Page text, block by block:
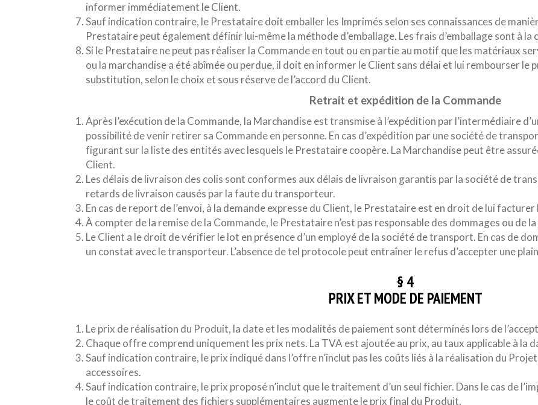
informer immédiatement le Client.
Sauf indication contraire, le Prestataire doit emballer les Imprimés selon ses connaissances de
Prestataire peut également définir lui-même la méthode d’emballage. Les frais d’emballage sont à la
Si le Prestataire ne peut pas réaliser la Commande en tout ou en partie au motif que les matériaux
ou la marchandise a été abîmée ou perdue, il doit en informer le Client sans délai et lui rembourser le
substitution, selon le choix et sous réserve de l’accord du Client.
Retrait et expédition de la Commande
Après l’exécution de la Commande, la Marchandise est transmise à l’expédition par l’intermédiaire
possibilité de venir retirer sa Commande en personne. En cas d’expédition par une société de
figurant sur la liste des entités avec lesquels le Prestataire coopère. La Marchandise peut être
Client.
Les délais de livraison des colis sont conformes aux délais de livraison garantis par la société de
retards de livraison causés par la faute du transporteur.
En cas de report de l’envoi, à la demande expresse du Client, le Prestataire est en droit de lui facturer
À compter de la remise de la Commande, le Prestataire n’est pas responsable des dommages ou de la
Le Client a le droit de vérifier le lot en présence d’un employé de la société de transport. En cas de
un constat avec le transporteur. L’absence de tel protocole peut entraîner le refus d’accepter une
§ 4
PRIX ET MODE DE PAIEMENT
Le prix de réalisation du Produit, la date et les modalités de paiement sont déterminés lors de
Chaque offre comprend uniquement les prix nets. La TVA est ajoutée au prix, au taux applicable à la
Sauf indication contraire, le prix indiqué dans l’offre n’inclut pas les coûts liés à la réalisation du
accessoires.
Sauf indication contraire, le prix proposé n’inclut que le traitement d’un seul fichier. Dans le cas de
le coût de traitement des fichiers supplémentaires augmente le prix final du Produit.